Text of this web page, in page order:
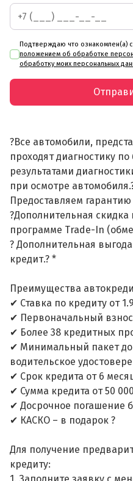
Подтверждаю что ознакомлен(а) с
положением об обработке
обработку моих персональных
?Все автомобили,
проходят диагностику
результатами
при осмотре
Предоставляем
?Дополнительная
программе Trade-In
? Дополнительная
кредит.? *
Преимущества
✔ Ставка по кредиту от
✔ Первоначальный взнос
✔ Более 38 кредитных
✔ Минимальный пакет
водительское
✔ Срок кредита от 6
✔ Сумма кредита от 50
✔ Досрочное погашение
✔ КАСКО – в подарок ?
Для получение
кредиту: